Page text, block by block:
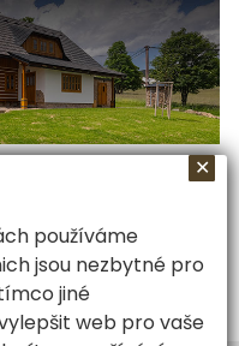
používáme
jsou nezbytné pro
jiné
web pro vaše
✕